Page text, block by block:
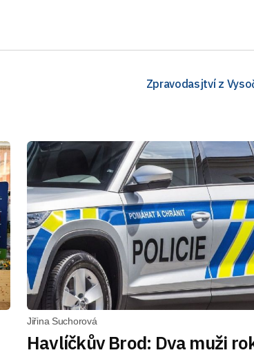
Zpravodasjtví z
Jiřina Suchorová
Havlíčkův Brod: Dva muži